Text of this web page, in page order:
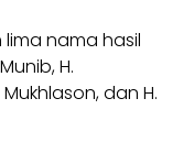
nama hasil
H.
dan H.